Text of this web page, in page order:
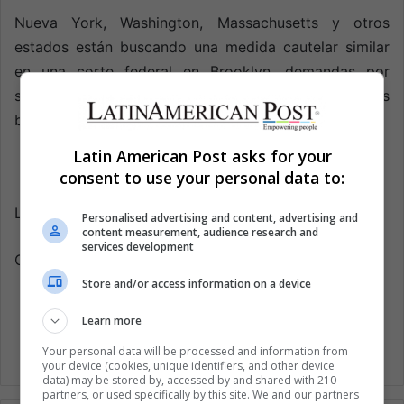
Nueva York, Washington, Massachusetts y otros
estados están buscando una medida cautelar similar
en una corte federal en Brooklyn, demandas por
separado, pero que van en nombre de los
beneficiarios de DACA.
Latin American Post | Carlos Eduardo Gómez Avella
Copy edited by Susana Cicchetto
Latin American Post asks for your
consent to use your personal data to:
Personalised advertising and content, advertising and
content measurement, audience research and
services development
Store and/or access information on a device
Learn more
Your personal data will be processed and information from
your device (cookies, unique identifiers, and other device
data) may be stored by, accessed by and shared with 210
partners, or used specifically by this site. We and our partners